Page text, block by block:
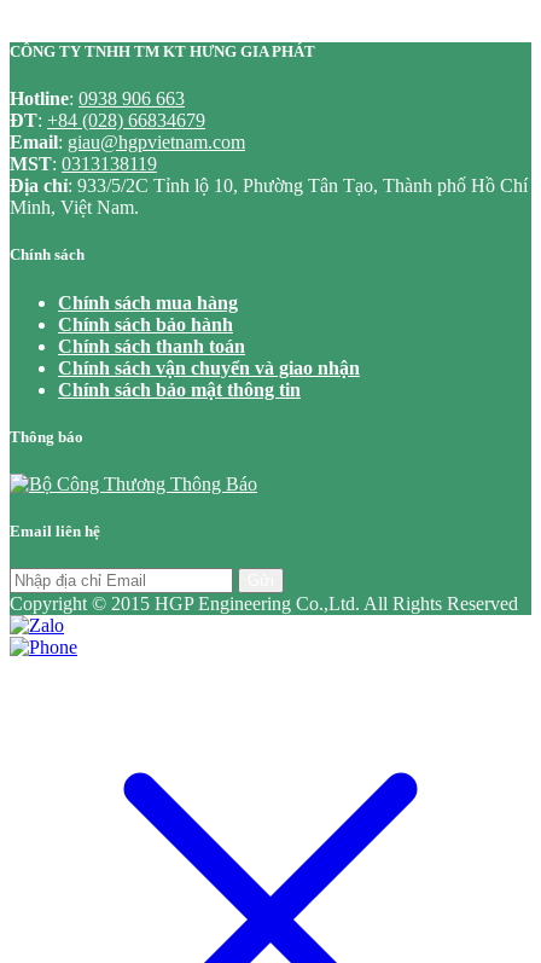
CÔNG TY TNHH TM KT HƯNG GIA PHÁT
Hotline: 0938 906 663
ĐT: +84 (028) 66834679
Email: giau@hgpvietnam.com
MST: 0313138119
Địa chỉ: 933/5/2C Tỉnh lộ 10, Phường Tân Tạo, Thành phố Hồ Chí
Minh, Việt Nam.
Chính sách
Chính sách mua hàng
Chính sách bảo hành
Chính sách thanh toán
Chính sách vận chuyển và giao nhận
Chính sách bảo mật thông tin
Thông báo
Email liên hệ
Copyright © 2015 HGP Engineering Co.,Ltd. All Rights Reserved